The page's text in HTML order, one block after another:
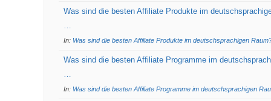
Was sind die besten Affiliate Produkte im
…
In: Was sind die besten Affiliate Produkte im deutschsprachigen
Was sind die besten Affiliate Programme im
…
In: Was sind die besten Affiliate Programme im deutschsprachigen